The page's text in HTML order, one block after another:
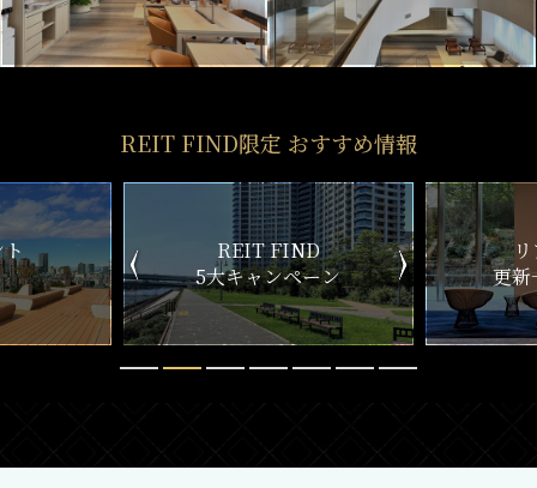
REIT FIND限定 おすすめ情報
ン
リアルタイム
更新一覧チェック
新